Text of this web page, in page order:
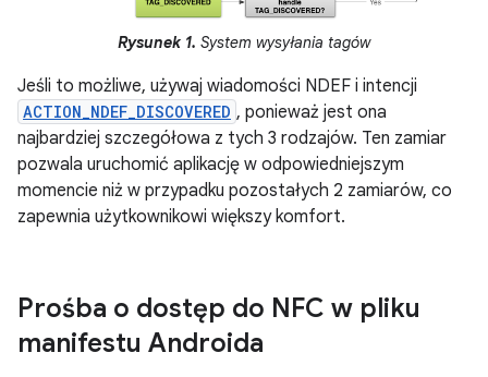
Rysunek 1. System wysyłania tagów
Jeśli to możliwe, używaj wiadomości NDEF i intencji
ACTION_NDEF_DISCOVERED , ponieważ jest ona
najbardziej szczegółowa z tych 3 rodzajów. Ten zamiar
pozwala uruchomić aplikację w odpowiedniejszym
momencie niż w przypadku pozostałych 2 zamiarów, co
zapewnia użytkownikowi większy komfort.
Prośba o dostęp do NFC w pliku
manifestu Androida